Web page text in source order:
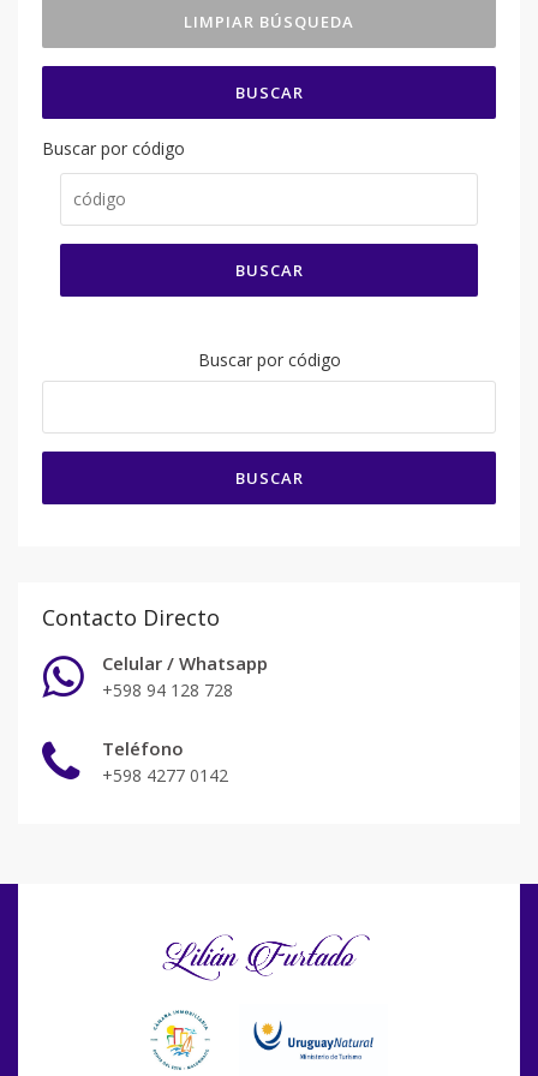
BUSCAR
Buscar por código
BUSCAR
Buscar por código
BUSCAR
Contacto Directo
Celular / Whatsapp
+598 94 128 728
Teléfono
+598 4277 0142